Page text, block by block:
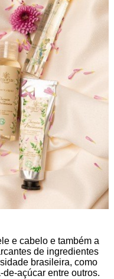
e cabelo e também a
de ingredientes
brasileira, como
açúcar entre outros.